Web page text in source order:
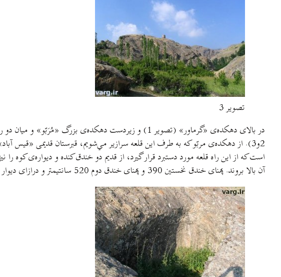
تصویر 3
در بالا‌ی دهکده‌ی «گرماور» (تصویر 1) و زیردست
2‌و‌3). از دهکده‌ی مربّو که به طرف این قلعه سرازیر مي‌شویم، قبرستان قدیمی
است که از این راه قلعه مورد دستبرد قرار گیرد، از قدیم دو خندق کنده و دیواره‌ی کوه
آن بالا بروند.‌ پهنای خندق نخستین 390 و پهنای خندق دوم 520 سانتیمتر و درازای دیوار بریده شده، سیزده متر و بلندی آن 270 سانتیمتر است.